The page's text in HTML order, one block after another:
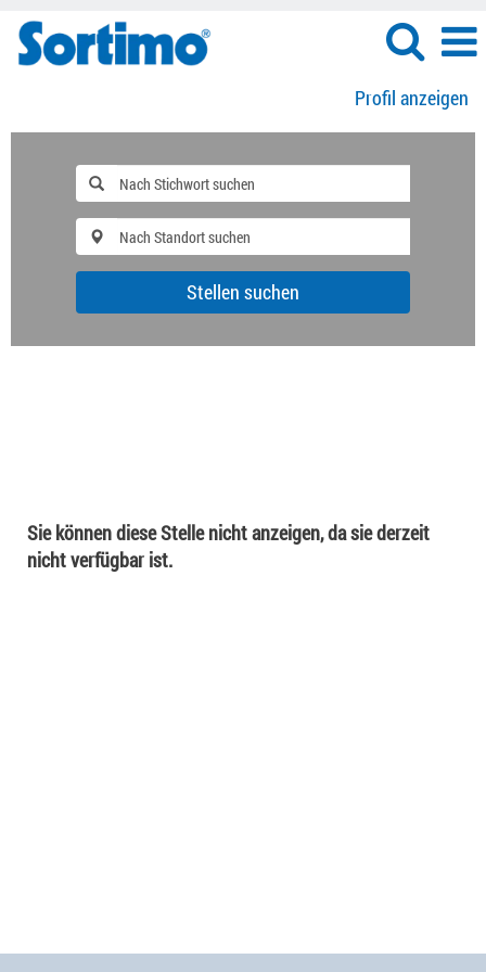
Profil anzeigen
Stellen suchen
Sie können diese Stelle nicht anzeigen, da sie derzeit
nicht verfügbar ist.